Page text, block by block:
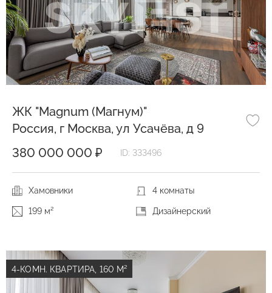
ЖК "Magnum (Магнум)"
Россия, г Москва, ул Усачёва, д 9
380 000 000 ₽
ID: 333496
Хамовники 4 комнаты
199 м² Дизайнерский
4-КОМН. КВАРТИРА, 160 М²